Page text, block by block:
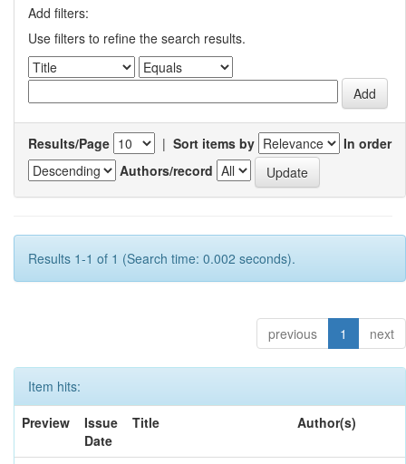
Add filters:
Use filters to refine the search results.
Results/Page | Sort items by
In order
Authors/record
Results 1-1 of 1 (Search time: 0.002 seconds).
previous 1 next
Item hits:
Preview
Issue
Date
Title Author(s)